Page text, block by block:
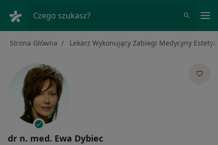
Czego szukasz?
Strona Główna Lekarz Wykonujący Zabiegi Medycyny
dr n. med. Ewa Dybiec